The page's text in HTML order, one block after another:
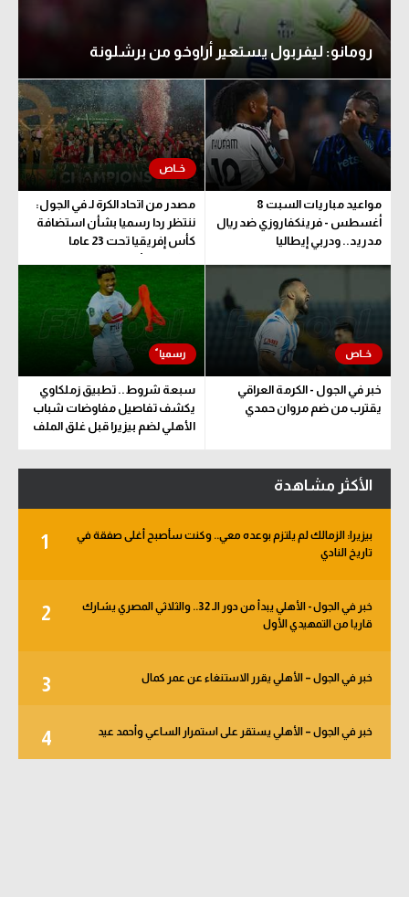
رومانو: ليفربول يستعير أراوخو من برشلونة
مواعيد مباريات السبت 8
أغسطس - فرينكفاروزي ضد ريال
مدريد.. ودربي إيطاليا
مصدر من اتحاد الكرة لـ في الجول:
ننتظر ردا رسميا بشأن استضافة
كأس إفريقيا تحت 23 عاما
خبر في الجول - الكرمة العراقي
يقترب من ضم مروان حمدي
سبعة شروط.. تطبيق زملكاوي
يكشف تفاصيل مفاوضات شباب
الأهلي لضم بيزيرا قبل غلق الملف
الأكثر مشاهدة
1
بيزيرا: الزمالك لم يلتزم بوعده معي.. وكنت سأصبح أغلى صفقة في
تاريخ النادي
2
خبر في الجول - الأهلي يبدأ من دور الـ 32.. والثلاثي المصري يشارك
قاريا من التمهيدي الأول
3 خبر في الجول – الأهلي يقرر الاستنغاء عن عمر كمال
4 خبر في الجول – الأهلي يستقر على استمرار الساعي وأحمد عيد